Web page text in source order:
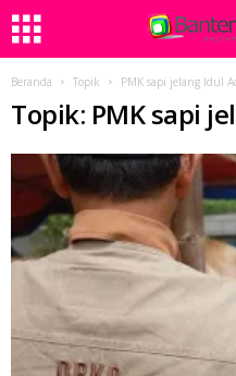
Beranda Topik PMK sapi jelang Idul
Topik: PMK sapi